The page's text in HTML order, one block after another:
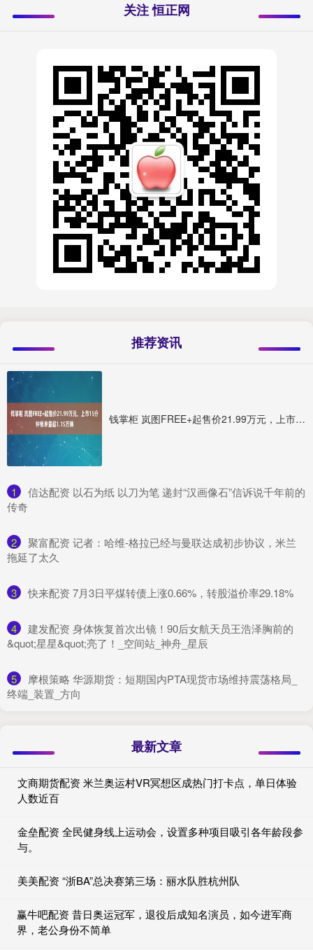
关注 恒正网
推荐资讯
钱掌柜 岚图FREE+起售价21.99万元，上市15分钟锁单量超1.15万辆
1
​信达配资 以石为纸 以刀为笔 递封“汉画像石”信诉说千年前的
传奇
2
​聚富配资 记者：哈维-格拉已经与曼联达成初步协议，米兰
拖延了太久
3 ​快来配资 7月3日平煤转债上涨0.66%，转股溢价率29.18%
4
​建发配资 身体恢复首次出镜！90后女航天员王浩泽胸前的
&quot;星星&quot;亮了！_空间站_神舟_星辰
5
​摩根策略 华源期货：短期国内PTA现货市场维持震荡格局_
终端_装置_方向
最新文章
文商期货配资 米兰奥运村VR冥想区成热门打卡点，单日体验
人数近百
金垒配资 全民健身线上运动会，设置多种项目吸引各年龄段参
与。
美美配资 “浙BA”总决赛第三场：丽水队胜杭州队
赢牛吧配资 昔日奥运冠军，退役后成知名演员，如今进军商
界，老公身份不简单